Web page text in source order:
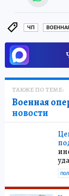
ЧП
ТАКЖЕ ПО ТЕМЕ:
Военная
новости